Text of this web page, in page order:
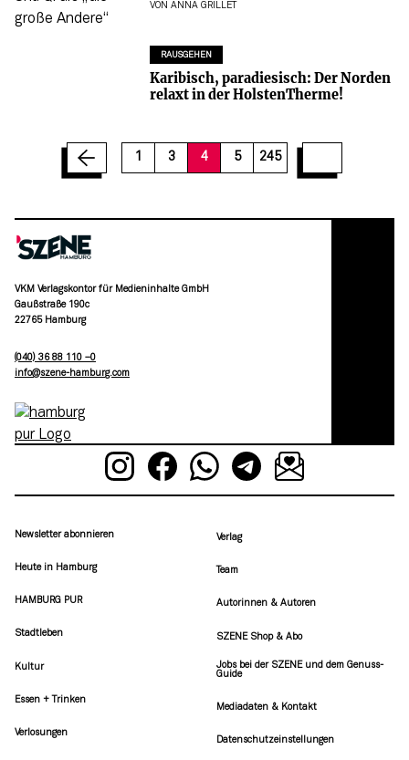
VON ANNA GRILLET
RAUSGEHEN
Karibisch, paradiesisch: Der Norden
relaxt in der HolstenTherme!
1 3 4 5 245
12 1415 17 1819 20
VKM Verlagskontor für Medieninhalte GmbH
Gaußstraße 190c
22765 Hamburg
(040) 36 88 110 –0
moc.grubmah-enezs@ofni
Newsletter abonnieren
Heute in Hamburg
HAMBURG PUR
Stadtleben
Kultur
Essen + Trinken
Verlosungen
Verlag
Team
Autorinnen & Autoren
SZENE Shop & Abo
Jobs bei der SZENE und dem Genuss-
Guide
Mediadaten & Kontakt
Datenschutzeinstellungen